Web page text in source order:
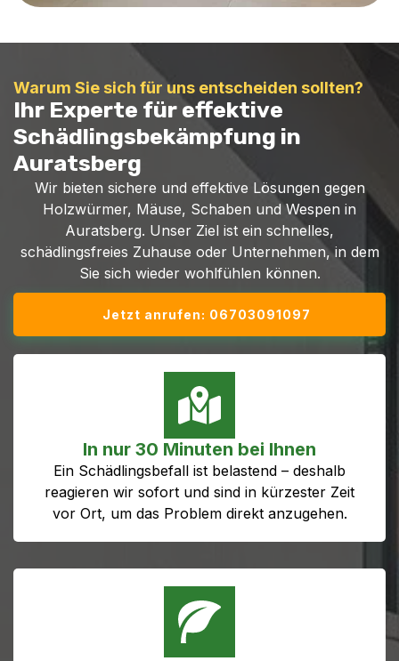
Warum Sie sich für uns entscheiden sollten?
Ihr Experte für effektive
Schädlingsbekämpfung in
Auratsberg
Wir bieten sichere und effektive Lösungen gegen
Holzwürmer, Mäuse, Schaben und Wespen in
Auratsberg. Unser Ziel ist ein schnelles,
schädlingsfreies Zuhause oder Unternehmen, in dem
Sie sich wieder wohlfühlen können.
Jetzt anrufen: 06703091097
In nur 30 Minuten bei Ihnen
Ein Schädlingsbefall ist belastend – deshalb
reagieren wir sofort und sind in kürzester Zeit
vor Ort, um das Problem direkt anzugehen.